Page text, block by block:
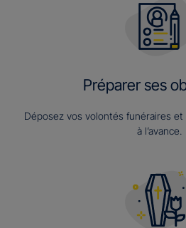
Préparer ses
Déposez vos volontés funéraires
à l’avance.